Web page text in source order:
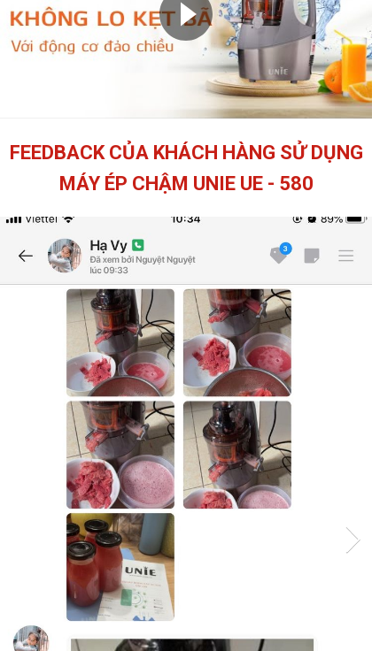
FEEDBACK CỦA KHÁCH HÀNG SỬ DỤNG
MÁY ÉP CHẬM UNIE UE - 580